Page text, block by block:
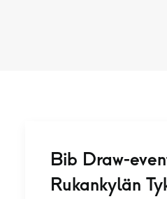
Bib Draw-
Rukankylän